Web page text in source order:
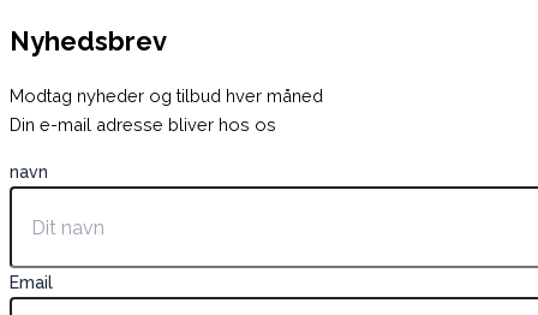
Nyhedsbrev
Modtag nyheder og tilbud hver måned
Din e-mail adresse bliver hos os
navn
Email